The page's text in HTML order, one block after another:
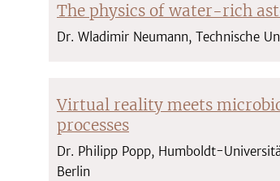
The physics of water-rich
Dr. Wladimir Neumann, Technische
Virtual reality meets
processes
Dr. Philipp Popp, Humboldt-
Berlin